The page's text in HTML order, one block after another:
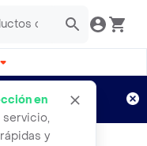
en
servicio,
y
Aplican TyC